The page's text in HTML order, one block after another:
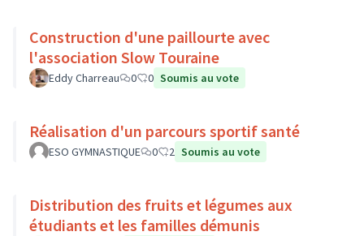
Construction d'une paillourte avec
l'association Slow Touraine
Eddy Charreau 0 0 Soumis au vote
Réalisation d'un parcours sportif santé
ESO GYMNASTIQUE 0 2 Soumis au vote
Distribution des fruits et légumes aux
étudiants et les familles démunis